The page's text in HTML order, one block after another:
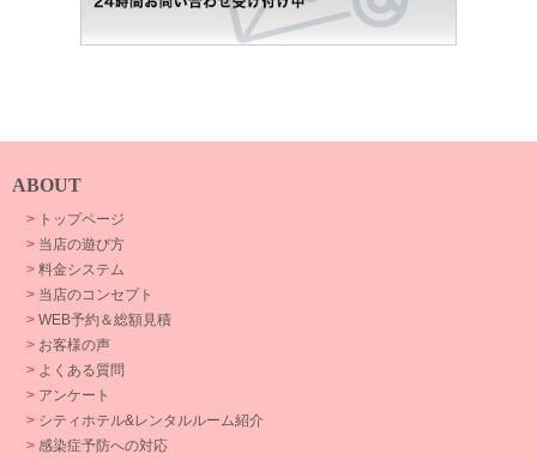
ABOUT
> トップページ
> 当店の遊び方
> 料金システム
> 当店のコンセプト
> WEB予約＆総額見積
> お客様の声
> よくある質問
> アンケート
> シティホテル&レンタルルーム紹介
> 感染症予防への対応